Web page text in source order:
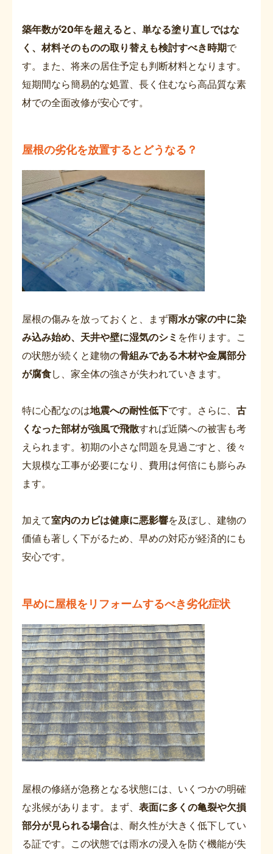
築年数が20年を超えると、単なる塗り直しではな
く、材料そのものの取り替えも検討すべき時期で
す。また、将来の居住予定も判断材料となります。
短期間なら簡易的な処置、長く住むなら高品質な素
材での全面改修が安心です。
屋根の劣化を放置するとどうなる？
屋根の傷みを放っておくと、まず雨水が家の中に染
み込み始め、天井や壁に湿気のシミ を作ります。こ
の状態が続くと建物の骨組みである木材や金属部分
が腐食し、家全体の強さが失われていきます。
特に心配なのは地震への耐性低下です。さらに、 古
くなった部材が強風で飛散すれば近隣への被害も考
えられます。初期の小さな問題を見過ごすと、後々
大規模な工事が必要になり、費用は何倍にも膨らみ
ます。
加えて室内のカビは健康に悪影響を及ぼし、建物の
価値も著しく下がるため、早めの対応が経済的にも
安心です。
早めに屋根をリフォームするべき劣化症状
屋根の修繕が急務となる状態には、いくつかの明確
な兆候があります。まず、 表面に多くの亀裂や欠損
部分が見られる場合は、耐久性が大きく低下してい
る証です。この状態では雨水の浸入を防ぐ機能が失